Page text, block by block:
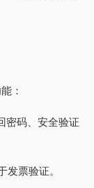
：
密码、安全验证
发票验证。